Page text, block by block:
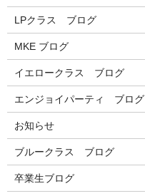
LPクラス ブログ
MKE ブログ
イエロークラス ブログ
エンジョイパーティ ブログ
お知らせ
ブルークラス ブログ
卒業生ブログ